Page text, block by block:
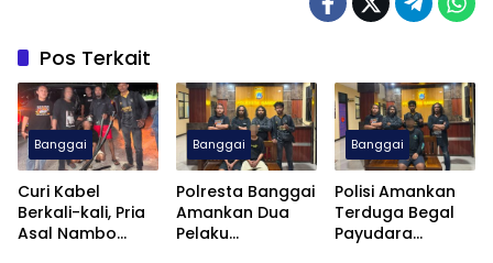
Pos Terkait
Banggai
Curi Kabel
Berkali-kali, Pria
Asal Nambo
Banggai
Polresta Banggai
Amankan Dua
Pelaku
Banggai
Polisi Amankan
Terduga Begal
Payudara